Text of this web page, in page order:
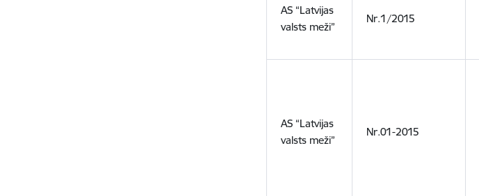
AS “Latvijas
valsts meži”
Nr.1/2015
AS “Latvijas
valsts meži”
Nr.01-2015